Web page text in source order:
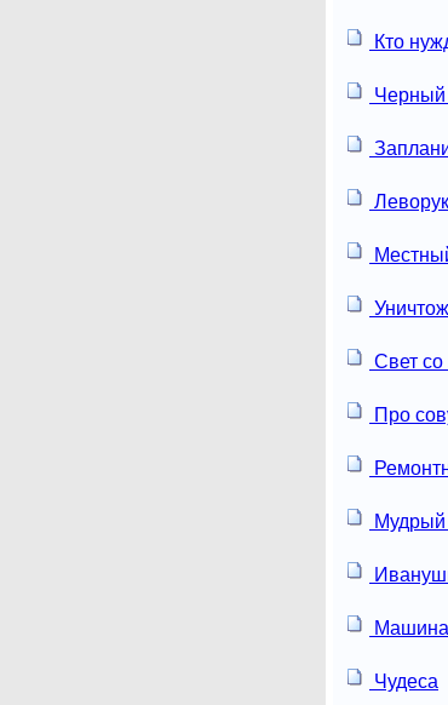
Кто
Свет со
Про
Мудрый
Чудеса